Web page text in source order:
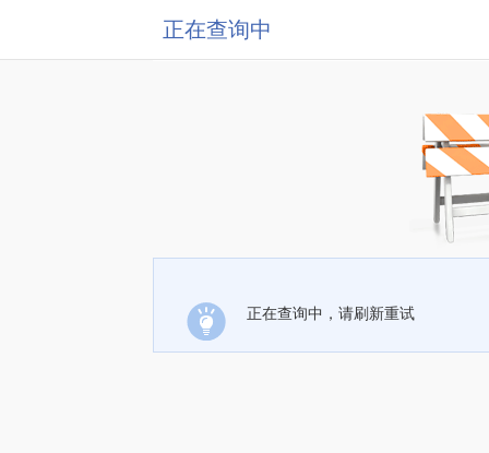
正在查询中
正在查询中，请刷新重试